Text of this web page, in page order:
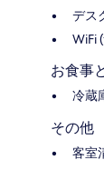
デス
WiFi
お食事
冷蔵
その他
客室